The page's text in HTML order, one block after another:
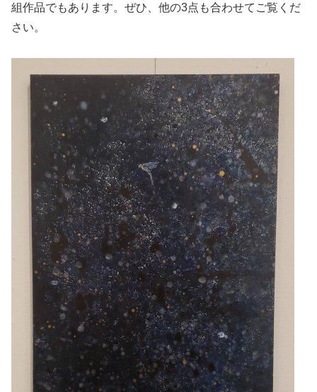
組作品でもあります。ぜひ、他の3点も合わせてご覧くだ
さい。